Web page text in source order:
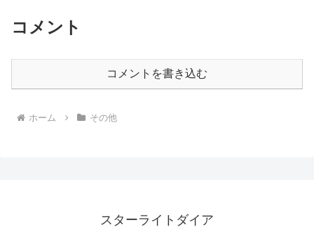
コメント
コメントを書き込む
ホーム その他
スターライトダイア